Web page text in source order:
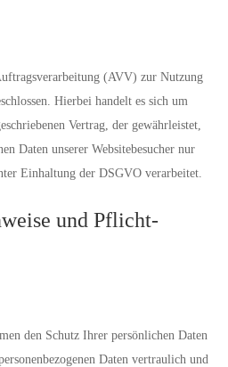
(AVV) zur Nutzung
Hierbei handelt es sich um
Vertrag, der gewährleistet,
Daten unserer Websitebesucher nur
Einhaltung der DSGVO verarbeitet.
und Pflicht­
den Schutz Ihrer persönlichen Daten
Daten vertraulich und